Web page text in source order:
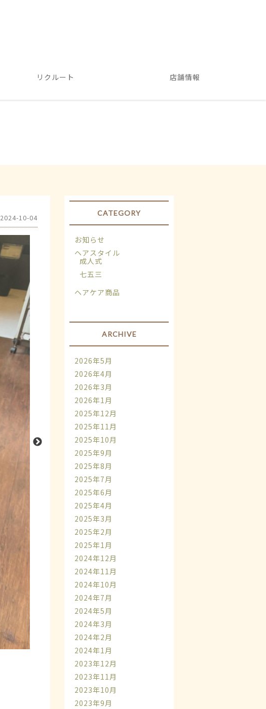
リクルート 店舗情報
2024-10-04 CATEGORY
お知らせ
ヘアスタイル
成人式
七五三
ヘアケア商品
ARCHIVE
2026年5月
2026年4月
2026年3月
2026年1月
2025年12月
2025年11月
2025年10月
2025年9月
2025年8月
2025年7月
2025年6月
2025年4月
2025年3月
2025年2月
2025年1月
2024年12月
2024年11月
2024年10月
2024年7月
2024年5月
2024年3月
2024年2月
2024年1月
2023年12月
2023年11月
2023年10月
2023年9月